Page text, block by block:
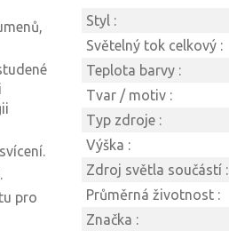
pro
Styl :
Světelný tok celkový :
Teplota barvy :
Tvar / motiv :
Typ zdroje :
Výška :
Zdroj světla součástí :
Průměrná životnost :
Značka :